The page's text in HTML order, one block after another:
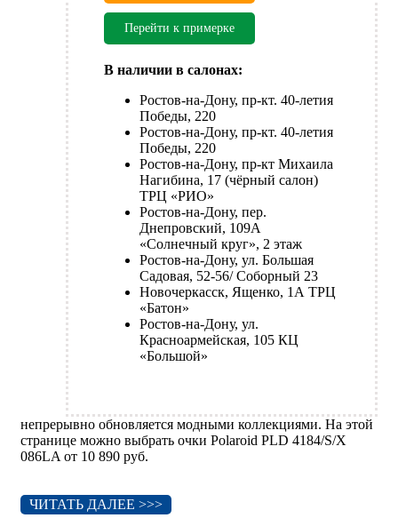
Перейти к примерке
В наличии в салонах:
Ростов-на-Дону, пр-кт. 40-летия
Победы, 220
Ростов-на-Дону, пр-кт. 40-летия
Победы, 220
Ростов-на-Дону, пр-кт Михаила
Нагибина, 17 (чёрный салон)
ТРЦ «РИО»
Ростов-на-Дону, пер.
Днепровский, 109А
«Солнечный круг», 2 этаж
Ростов-на-Дону, ул. Большая
Садовая, 52-56/ Соборный 23
Новочеркасск, Ященко, 1А ТРЦ
«Батон»
Ростов-на-Дону, ул.
Красноармейская, 105 КЦ
«Большой»
непрерывно обновляется модными коллекциями. На этой
странице можно выбрать очки Polaroid PLD 4184/S/X
086LA от 10 890 руб.
ЧИТАТЬ ДАЛЕЕ >>>